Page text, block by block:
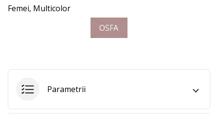
noi?
al
Femei, Multicolor
OSFA
Parametrii